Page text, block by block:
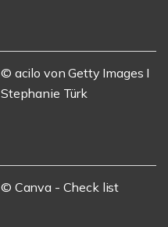
© acilo von Getty Images I
Stephanie Türk
© Canva - Check list